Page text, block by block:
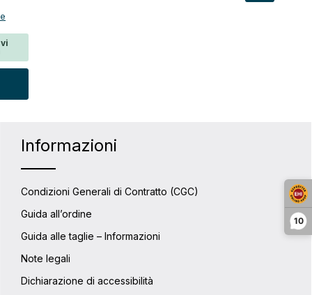
10
o diminuire la quantità.
o usa i pulsanti per
inserisci la quantità desiderata o
Informazioni
Condizioni Generali di Contratto (CGC)
Guida all’ordine
Guida alle taglie – Informazioni
Note legali
Dichiarazione di accessibilità